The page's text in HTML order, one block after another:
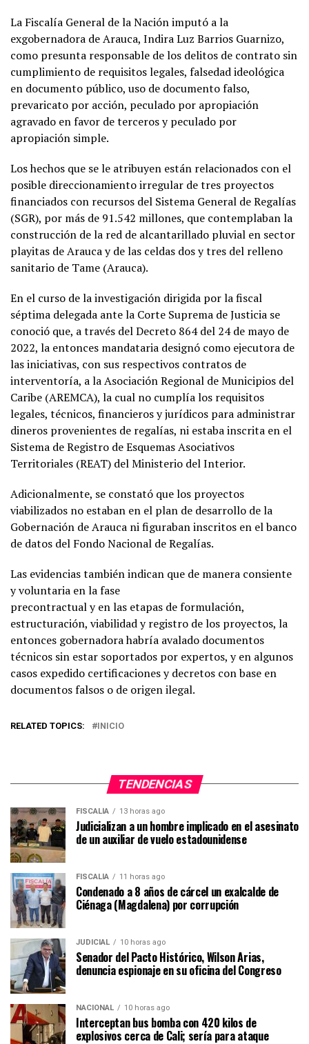
La Fiscalía General de la Nación imputó a la
exgobernadora de Arauca, Indira Luz Barrios Guarnizo,
como presunta responsable de los delitos de contrato sin
cumplimiento de requisitos legales, falsedad ideológica
en documento público, uso de documento falso,
prevaricato por acción, peculado por apropiación
agravado en favor de terceros y peculado por
apropiación simple.
Los hechos que se le atribuyen están relacionados con el
posible direccionamiento irregular de tres proyectos
financiados con recursos del Sistema General de Regalías
(SGR), por más de 91.542 millones, que contemplaban la
construcción de la red de alcantarillado pluvial en sector
playitas de Arauca y de las celdas dos y tres del relleno
sanitario de Tame (Arauca).
En el curso de la investigación dirigida por la fiscal
séptima delegada ante la Corte Suprema de Justicia se
conoció que, a través del Decreto 864 del 24 de mayo de
2022, la entonces mandataria designó como ejecutora de
las iniciativas, con sus respectivos contratos de
interventoría, a la Asociación Regional de Municipios del
Caribe (AREMCA), la cual no cumplía los requisitos
legales, técnicos, financieros y jurídicos para administrar
dineros provenientes de regalías, ni estaba inscrita en el
Sistema de Registro de Esquemas Asociativos
Territoriales (REAT) del Ministerio del Interior.
Adicionalmente, se constató que los proyectos
viabilizados no estaban en el plan de desarrollo de la
Gobernación de Arauca ni figuraban inscritos en el banco
de datos del Fondo Nacional de Regalías.
Las evidencias también indican que de manera consiente
y voluntaria en la fase
precontractual y en las etapas de formulación,
estructuración, viabilidad y registro de los proyectos, la
entonces gobernadora habría avalado documentos
técnicos sin estar soportados por expertos, y en algunos
casos expedido certificaciones y decretos con base en
documentos falsos o de origen ilegal.
RELATED TOPICS: INICIO
TENDENCIAS
FISCALÍA 13 horas ago
Judicializan a un hombre implicado en el asesinato
de un auxiliar de vuelo estadounidense
FISCALÍA 11 horas ago
Condenado a 8 años de cárcel un exalcalde de
Ciénaga (Magdalena) por corrupción
JUDICIAL 10 horas ago
Senador del Pacto Histórico, Wilson Arias,
denuncia espionaje en su oficina del Congreso
NACIONAL 10 horas ago
Interceptan bus bomba con 420 kilos de
explosivos cerca de Cali; sería para ataque